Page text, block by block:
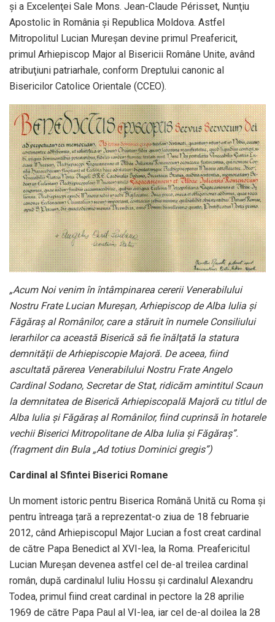
şi a Excelenţei Sale Mons. Jean-Claude Périsset, Nunţiu
Apostolic în România şi Republica Moldova. Astfel
Mitropolitul Lucian Mureșan devine primul Preafericit,
primul Arhiepiscop Major al Bisericii Române Unite, având
atribuţiuni patriarhale, conform Dreptului canonic al
Bisericilor Catolice Orientale (CCEO).
„Acum Noi venim în întâmpinarea cererii Venerabilului
Nostru Frate Lucian Mureşan, Arhiepiscop de Alba Iulia şi
Făgăraş al Românilor, care a stăruit în numele Consiliului
Ierarhilor ca această Biserică să fie înălţată la statura
demnităţii de Arhiepiscopie Majoră. De aceea, fiind
ascultată părerea Venerabilului Nostru Frate Angelo
Cardinal Sodano, Secretar de Stat, ridicăm amintitul Scaun
la demnitatea de Biserică Arhiepiscopală Majoră cu titlul de
Alba Iulia şi Făgăraş al Românilor, fiind cuprinsă în hotarele
vechii Biserici Mitropolitane de Alba Iulia şi Făgăraş”.
(fragment din Bula „Ad totius Dominici gregis”)
Cardinal al Sfintei Biserici Romane
Un moment istoric pentru Biserica Română Unită cu Roma și
pentru întreaga țară a reprezentat-o ziua de 18 februarie
2012, când Arhiepiscopul Major Lucian a fost creat cardinal
de către Papa Benedict al XVI-lea, la Roma. Preafericitul
Lucian Mureşan devenea astfel cel de-al treilea cardinal
român, după cardinalul Iuliu Hossu şi cardinalul Alexandru
Todea, primul fiind creat cardinal in pectore la 28 aprilie
1969 de către Papa Paul al VI-lea, iar cel de-al doilea la 28